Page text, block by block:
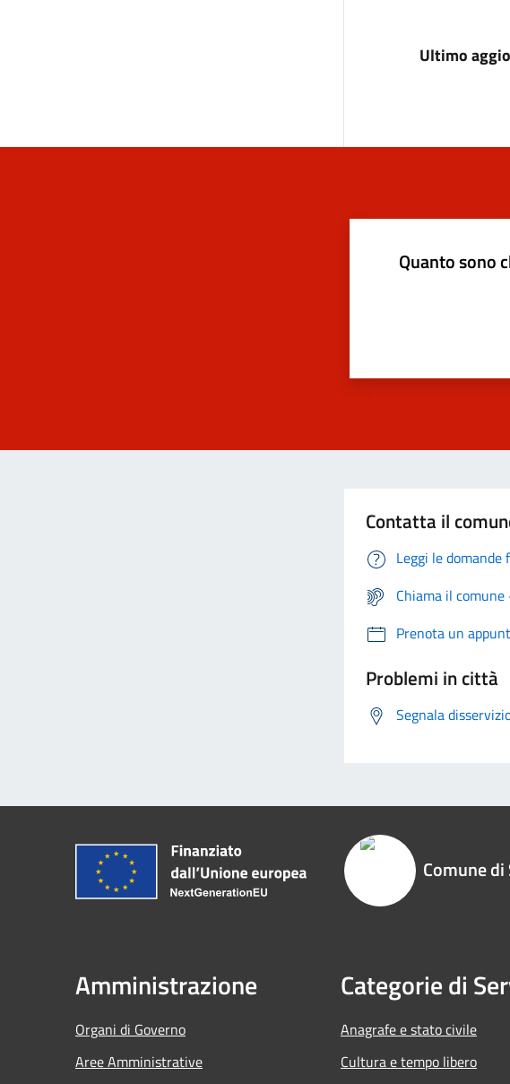
Ultimo
Quanto sono
Contatta il
Leggi le domande
Chiama il
Prenota un
Problemi in città
Segnala
Comune
Amministrazione
Organi di Governo
Aree Amministrative
Categorie di
Anagrafe e stato civile
Cultura e tempo libero